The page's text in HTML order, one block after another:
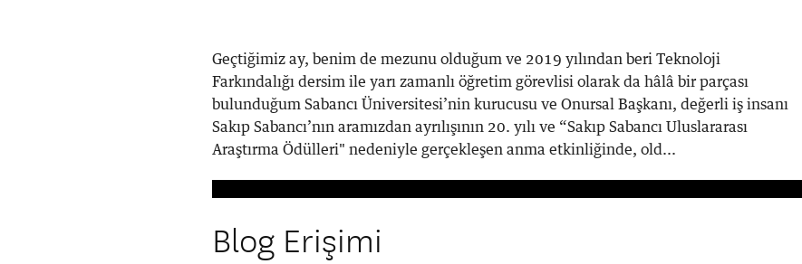
Geçtiğimiz ay, benim de mezunu olduğum ve 2019 yılından beri Teknoloji
Farkındalığı dersim ile yarı zamanlı öğretim görevlisi olarak da hâlâ bir parçası
bulunduğum Sabancı Üniversitesi’nin kurucusu ve Onursal Başkanı, değerli iş insanı
Sakıp Sabancı’nın aramızdan ayrılışının 20. yılı ve “Sakıp Sabancı Uluslararası
Araştırma Ödülleri" nedeniyle gerçekleşen anma etkinliğinde, old...
Blog Erişimi